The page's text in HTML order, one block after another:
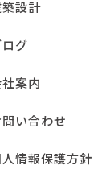
設計
グ
案内
い合わせ
情報保護方針